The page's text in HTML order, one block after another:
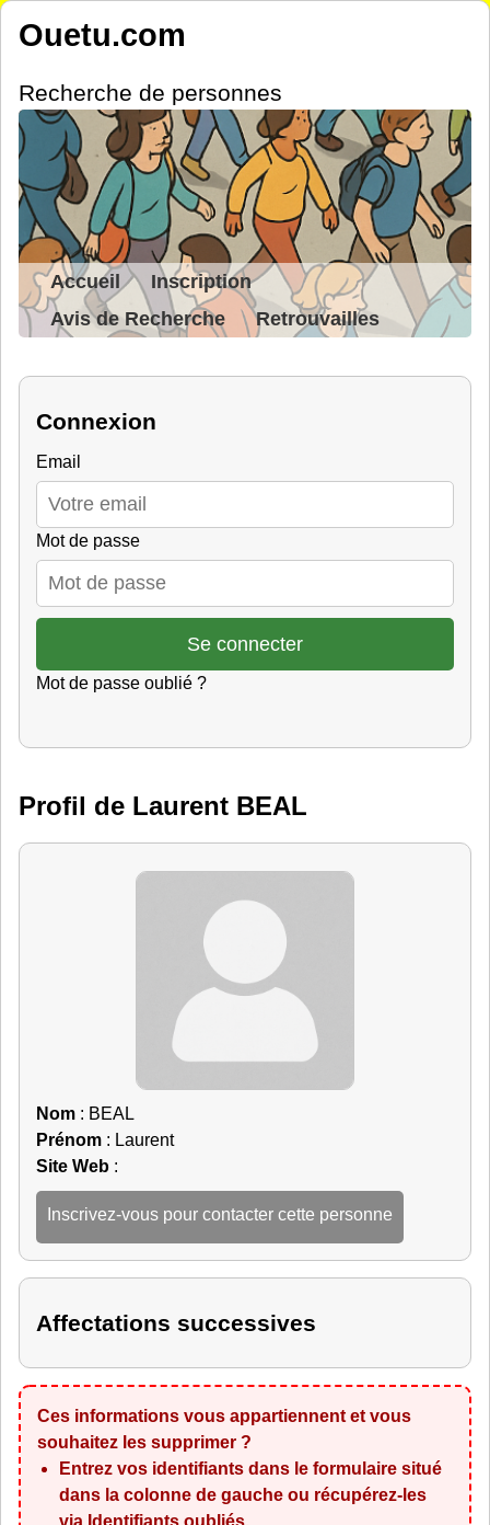
Ouetu.com
Recherche de personnes
Accueil
Inscription
Avis de Recherche
Retrouvailles
Connexion
Email
Mot de passe
Mot de passe oublié ?
Profil de Laurent BEAL
Nom : BEAL
Prénom : Laurent
Site Web :
Inscrivez-vous pour contacter cette personne
Affectations successives
Ces informations vous appartiennent et vous
souhaitez les supprimer ?
Entrez vos identifiants dans le formulaire situé
dans la colonne de gauche ou récupérez-les
via Identifiants oubliés.